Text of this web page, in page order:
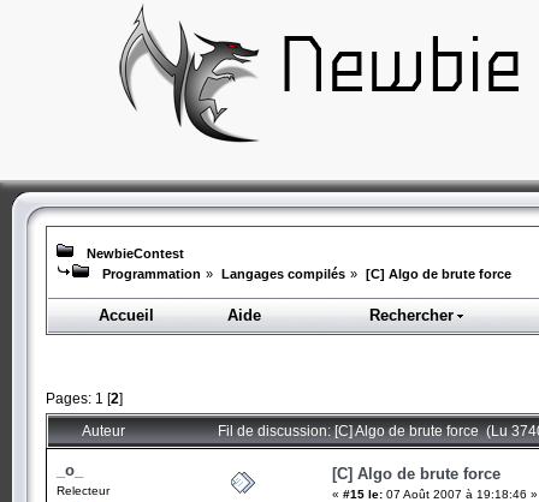
NewbieContest
Programmation » Langages compilés » [C] Algo de brute force
Accueil Aide Rechercher
Pages: 1 [2]
Auteur Fil de discussion: [C] Algo de brute force (Lu
_o_
Relecteur
[C] Algo de brute force
« #15 le: 07 Août 2007 à 19:18:46 »